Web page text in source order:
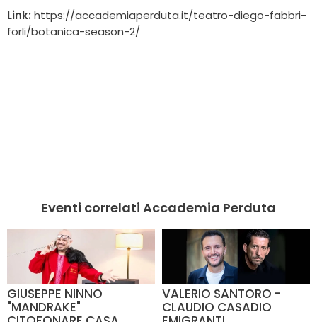
Link: https://accademiaperduta.it/teatro-diego-fabbri-
forli/botanica-season-2/
Eventi correlati Accademia Perduta
GIUSEPPE NINNO
"MANDRAKE"
VALERIO SANTORO -
CLAUDIO CASADIO